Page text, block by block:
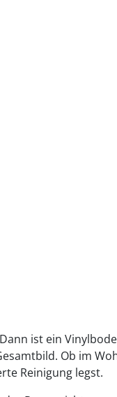
ist ein
Ob im
Reinigung legst.